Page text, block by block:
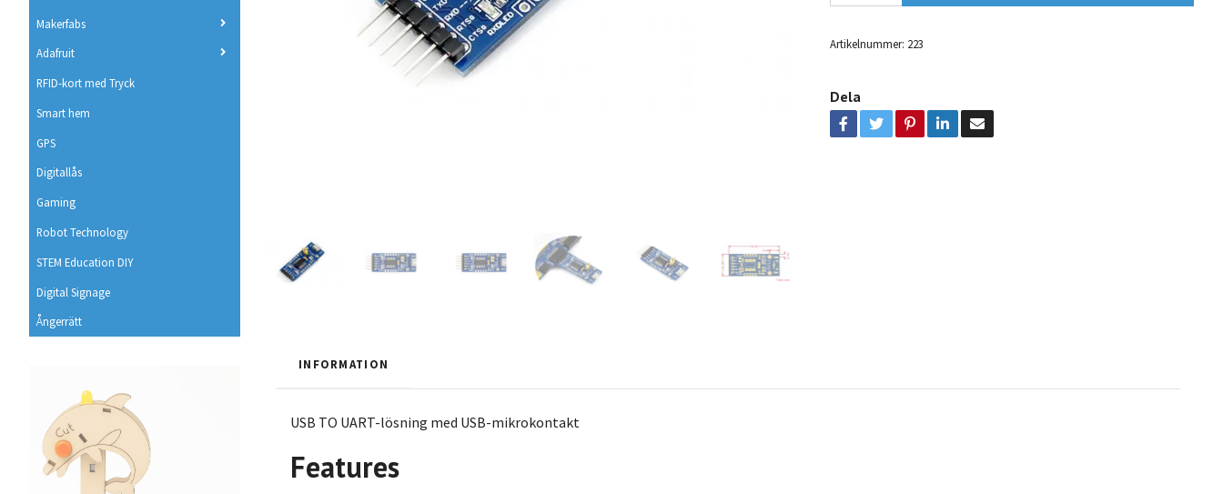
Makerfabs
Adafruit
RFID-kort med Tryck
Smart hem
GPS
Digitallås
Gaming
Robot Technology
STEM Education DIY
Digital Signage
Ångerrätt
Artikelnummer: 223
Dela
INFORMATION
USB TO UART-lösning med USB-mikrokontakt
Features